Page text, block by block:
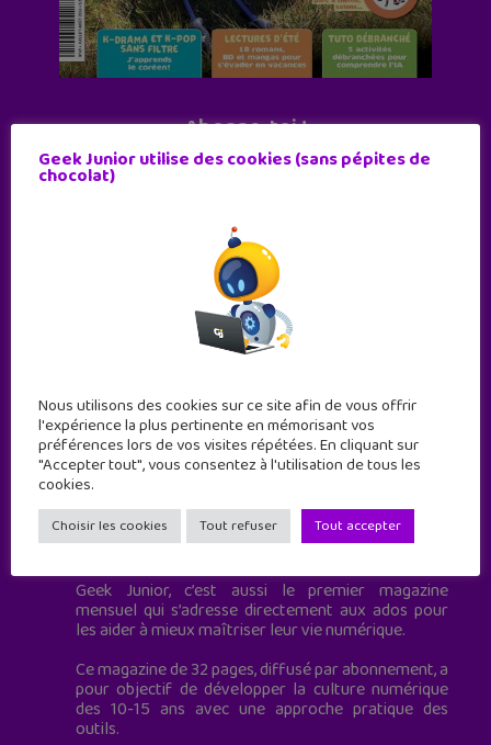
Abonne-toi !
11 numéros par an
JE M'ABONNE !
Geek Junior est le premier site de culture numérique
à destination des adolescents.
Geek Junior, c’est aussi le premier magazine
mensuel qui s’adresse directement aux ados pour
les aider à mieux maîtriser leur vie numérique.
Ce magazine de 32 pages, diffusé par abonnement, a
pour objectif de développer la culture numérique
des 10-15 ans avec une approche pratique des
outils.
Geek Junior utilise des cookies (sans pépites de
chocolat)
Nous utilisons des cookies sur ce site afin de vous offrir
l'expérience la plus pertinente en mémorisant vos
préférences lors de vos visites répétées. En cliquant sur
"Accepter tout", vous consentez à l'utilisation de tous les
cookies.
Choisir les cookies Tout refuser Tout accepter